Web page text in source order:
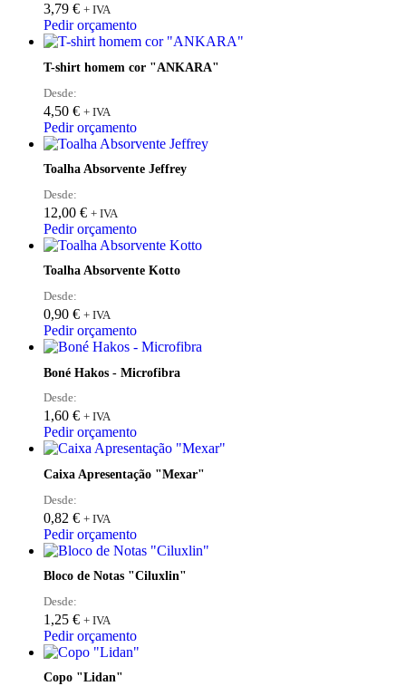
3,79 € + IVA
Pedir orçamento
T-shirt homem cor "ANKARA"
Desde:
4,50 € + IVA
Pedir orçamento
Toalha Absorvente Jeffrey
Desde:
12,00 € + IVA
Pedir orçamento
Toalha Absorvente Kotto
Desde:
0,90 € + IVA
Pedir orçamento
Boné Hakos - Microfibra
Desde:
1,60 € + IVA
Pedir orçamento
Caixa Apresentação "Mexar"
Desde:
0,82 € + IVA
Pedir orçamento
Bloco de Notas "Ciluxlin"
Desde:
1,25 € + IVA
Pedir orçamento
Copo "Lidan"